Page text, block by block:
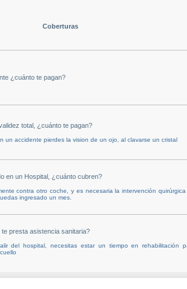
Coberturas
¿cuánto te pagan?
total, ¿cuánto te pagan?
un accidente pierdes la vision de un ojo, al clavarse un cristal
en un Hospital, ¿cuánto cubren?
contra otro coche, y es necesaria la intervención
ingresado un mes.
presta asistencia sanitaria?
del hospital, necesitas estar un tiempo en rehabilitación